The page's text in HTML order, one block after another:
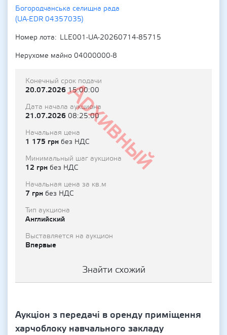
Богородчанська селищна рада
(UA-EDR 04357035)
Номер лота
LLE001-UA-20260714-85715
Нерухоме майно 04000000-8
Архивный
Конечный срок подачи
20.07.202615:00:00
Дата начала аукциона
21.07.2026 08:25:00
Начальная цена
1 175 грн без НДС
Минимальный шаг аукциона
12 грн без НДС
Начальная цена за кв.м
7 грн без НДС
Тип аукциона
Английский
Выставляется на аукцион
Впервые
Знайти схожий
Аукціон з передачі в оренду приміщення
харчоблоку навчального закладу